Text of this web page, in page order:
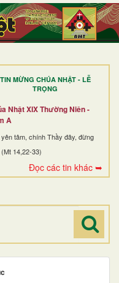
TIN MỪNG CHÚA NHẬT - LỄ
TRỌNG
Nhật XIX Thường Niên -
A
yên tâm, chính Thầy đây, đừng
(Mt 14,22-33)
Đọc các tin khác ➥